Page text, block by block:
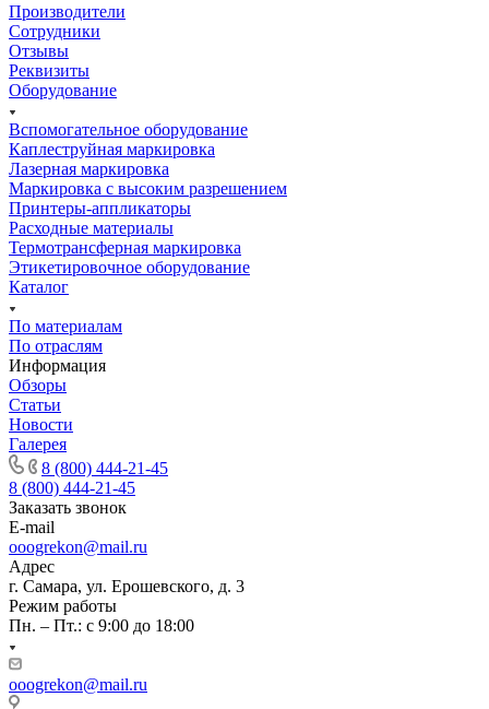
Производители
Сотрудники
Отзывы
Реквизиты
Оборудование
Вспомогательное оборудование
Каплеструйная маркировка
Лазерная маркировка
Маркировка с высоким разрешением
Принтеры-аппликаторы
Расходные материалы
Термотрансферная маркировка
Этикетировочное оборудование
Каталог
По материалам
По отраслям
Информация
Обзоры
Статьи
Новости
Галерея
8 (800) 444-21-45
8 (800) 444-21-45
Заказать звонок
E-mail
ooogrekon@mail.ru
Адрес
г. Самара, ул. Ерошевского, д. 3
Режим работы
Пн. – Пт.: с 9:00 до 18:00
ooogrekon@mail.ru